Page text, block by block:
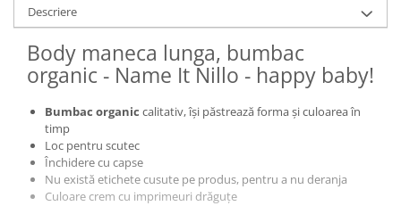
Descriere
Body maneca lunga, bumbac
organic - Name It Nillo - happy baby!
Bumbac organic calitativ, își păstrează forma și culoarea în
timp
Loc pentru scutec
Închidere cu capse
Nu există etichete cusute pe produs, pentru a nu deranja
Culoare crem cu imprimeuri drăguțe